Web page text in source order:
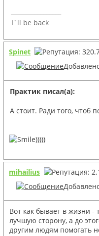
I`ll be back
Spinet
Практик писал(а):
А стоит. Ради того, чтоб
)))))
mihailius
Вот как бывает в жизни -
лучшую сторону, а до
другим людям помогать